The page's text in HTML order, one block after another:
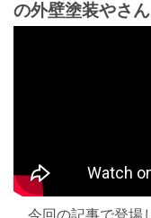
の外壁塗装やさん